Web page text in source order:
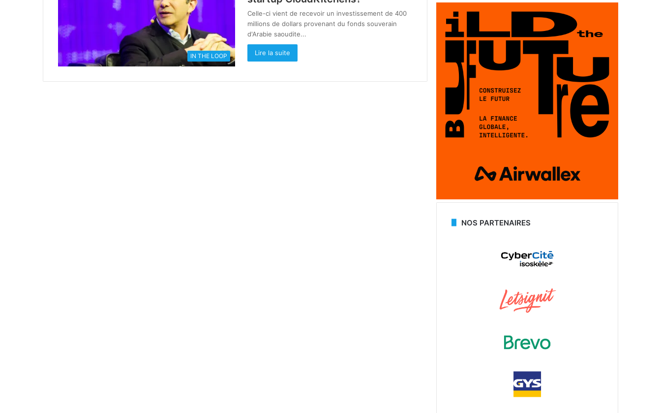
IN THE LOOP
Celle-ci vient de recevoir un investissement de 400
millions de dollars provenant du fonds souverain
d'Arabie saoudite...
Lire la suite
NOS PARTENAIRES